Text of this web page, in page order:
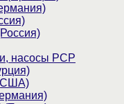
насосы PCP